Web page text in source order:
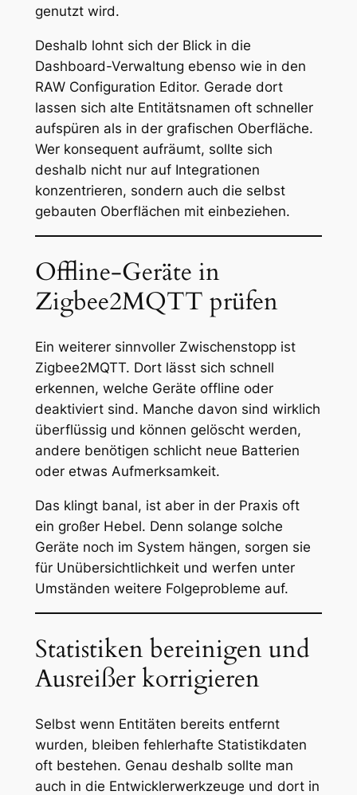
genutzt wird.
Deshalb lohnt sich der Blick in die
Dashboard-Verwaltung ebenso wie in den
RAW Configuration Editor. Gerade dort
lassen sich alte Entitätsnamen oft schneller
aufspüren als in der grafischen Oberfläche.
Wer konsequent aufräumt, sollte sich
deshalb nicht nur auf Integrationen
konzentrieren, sondern auch die selbst
gebauten Oberflächen mit einbeziehen.
Offline-Geräte in
Zigbee2MQTT prüfen
Ein weiterer sinnvoller Zwischenstopp ist
Zigbee2MQTT. Dort lässt sich schnell
erkennen, welche Geräte offline oder
deaktiviert sind. Manche davon sind wirklich
überflüssig und können gelöscht werden,
andere benötigen schlicht neue Batterien
oder etwas Aufmerksamkeit.
Das klingt banal, ist aber in der Praxis oft
ein großer Hebel. Denn solange solche
Geräte noch im System hängen, sorgen sie
für Unübersichtlichkeit und werfen unter
Umständen weitere Folgeprobleme auf.
Statistiken bereinigen und
Ausreißer korrigieren
Selbst wenn Entitäten bereits entfernt
wurden, bleiben fehlerhafte Statistikdaten
oft bestehen. Genau deshalb sollte man
auch in die Entwicklerwerkzeuge und dort in